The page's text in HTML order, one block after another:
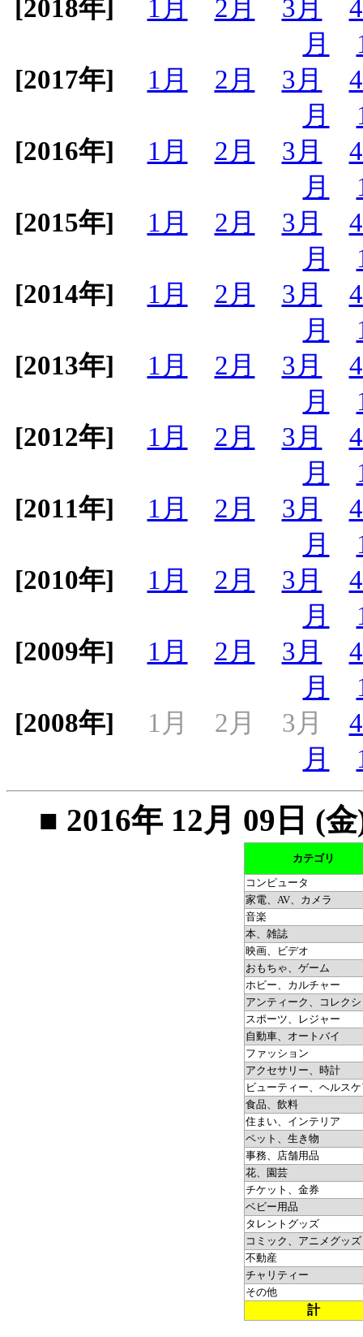
[2018年] 1月 2月 3月
月
[2017年]
1月 2月 3月
月
[2016年]
1月 2月 3月
月
[2015年]
1月 2月 3月
月
[2014年]
1月 2月 3月
月
[2013年]
1月 2月 3月
月
[2012年]
1月 2月 3月
月
[2011年]
1月 2月 3月
月
[2010年]
1月 2月 3月
月
[2009年]
1月 2月 3月
月
[2008年]
1月 2月 3月
月
■ 2016年 12月 09日 (
カテゴリ
コンピュータ
家電、AV、カメラ
音楽
本、雑誌
映画、ビデオ
おもちゃ、ゲーム
ホビー、カルチャー
アンティーク、コレク
スポーツ、レジャー
自動車、オートバイ
ファッション
アクセサリー、時計
ビューティー、ヘルス
食品、飲料
住まい、インテリア
ペット、生き物
事務、店舗用品
花、園芸
チケット、金券
ベビー用品
タレントグッズ
コミック、アニメグッズ
不動産
チャリティー
その他
計